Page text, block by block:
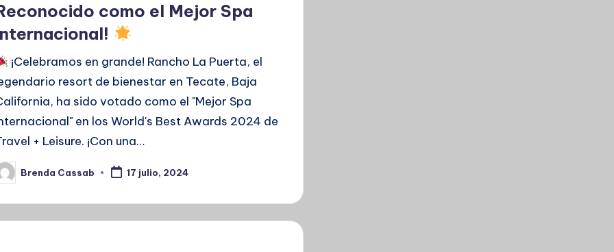
como el Mejor Spa
¡Celebramos en grande! Rancho La Puerta, el
resort de bienestar en Tecate, Baja
ha sido votado como el "Mejor Spa
en los World's Best Awards 2024 de
+ Leisure. ¡Con una…
Brenda Cassab 17 julio, 2024